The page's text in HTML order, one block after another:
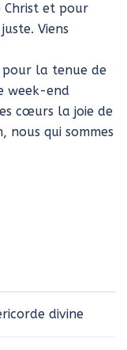
et pour
Viens
pour la tenue de
week-end
cœurs la joie de
qui sommes
divine